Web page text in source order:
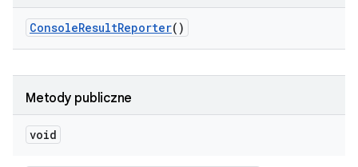
ConsoleResultReporter()
Metody publiczne
void